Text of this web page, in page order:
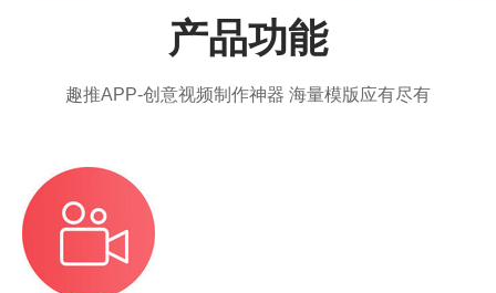
产品功能
趣推APP-创意视频制作神器 海量模版应有尽有